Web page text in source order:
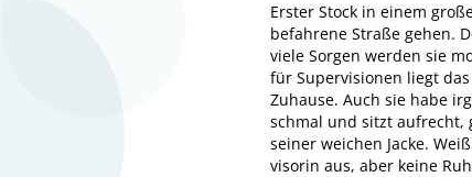
Erster Stock in einem
befahrene Straße gehen.
viele Sorgen werden sie
für Supervisionen liegt
Zuhause. Auch sie habe
schmal und sitzt aufrecht,
seiner weichen Jacke.
visorin aus, aber keine